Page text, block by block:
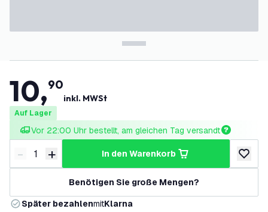
10,90
inkl. MWSt
Auf Lager
Vor 22:00 Uhr bestellt, am gleichen Tag versandt
Menge verringern
- Menge erhöhen
+ in den Warenkorb
zur
Benötigen Sie große Mengen?
Später bezahlenmitKlarna